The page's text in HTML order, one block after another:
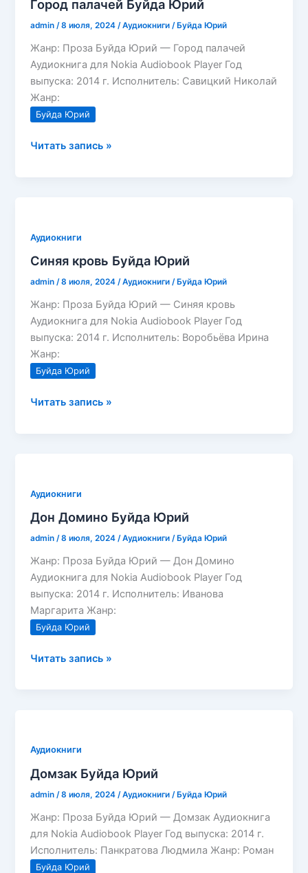
Город палачей Буйда Юрий
admin/8 июля, 2024/Аудиокниги / Буйда Юрий
Жанр: Проза Буйда Юрий — Город палачей
Аудиокнига для Nokia Audiobook Player Год
выпуска: 2014 г. Исполнитель: Савицкий Николай
Жанр:
Буйда Юрий
Город
Читать запись »
Аудиокниги
Синяя кровь Буйда Юрий
admin/8 июля, 2024/Аудиокниги / Буйда Юрий
Жанр: Проза Буйда Юрий — Синяя кровь
Аудиокнига для Nokia Audiobook Player Год
выпуска: 2014 г. Исполнитель: Воробьёва Ирина
Жанр:
Буйда Юрий
Синяя
Читать запись »
Аудиокниги
Дон Домино Буйда Юрий
admin/8 июля, 2024/Аудиокниги / Буйда Юрий
Жанр: Проза Буйда Юрий — Дон Домино
Аудиокнига для Nokia Audiobook Player Год
выпуска: 2014 г. Исполнитель: Иванова
Маргарита Жанр:
Буйда Юрий
Дон
Читать запись »
Аудиокниги
Домзак Буйда Юрий
admin/8 июля, 2024/Аудиокниги / Буйда Юрий
Жанр: Проза Буйда Юрий — Домзак Аудиокнига
для Nokia Audiobook Player Год выпуска: 2014 г.
Исполнитель: Панкратова Людмила Жанр: Роман
Буйда Юрий